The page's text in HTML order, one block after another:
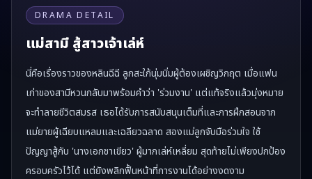
DRAMA DETAIL
แม่สามี สู้สาวเจ้าเล่ห์
นี่คือเรื่องราวของหลินฉีฉี ลูกสะใภ้นุ่มนิ่มผู้ต้องเผชิญวิกฤต เมื่อแฟน
เก่าของสามีหวนกลับมาพร้อมคำว่า 'ร่วมงาน' แต่แท้จริงแล้วมุ่งหมาย
จะทำลายชีวิตสมรส เธอได้รับการสนับสนุนเต็มที่และการฝึกสอนจาก
แม่ยายผู้เฉียบแหลมและเฉลียวฉลาด สองแม่ลูกจับมือร่วมใจ ใช้
ปัญญาสู้กับ 'นางเอกชาเขียว' ผู้มากเล่ห์เหลี่ยม สุดท้ายไม่เพียงปกป้อง
ครอบครัวไว้ได้ แต่ยังพลิกฟื้นหน้าที่การงานได้อย่างงดงาม